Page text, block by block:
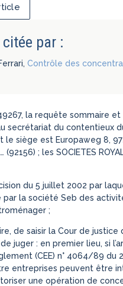
par :
Contrôle des
la requête
secrétariat du contentieux du
le siège est Europaweg 8,
; les SOCIETES
du 5 juillet 2002 par
par la société Seb des
;
de saisir la Cour de
juger : en premier lieu, si
(CEE) n° 4064/89
entreprises peuvent être
une opération de